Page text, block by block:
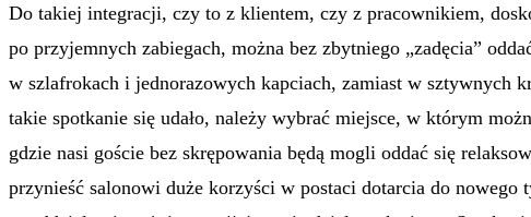
Do takiej integracji, czy to z klientem, czy z pracownikiem,
po przyjemnych zabiegach, można bez zbytniego „zadęcia”
w szlafrokach i jednorazowych kapciach, zamiast w sztywnych
takie spotkanie się udało, należy wybrać miejsce, w którym
gdzie nasi goście bez skrępowania będą mogli oddać się
przynieść salonowi duże korzyści w postaci dotarcia do